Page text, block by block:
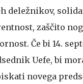
deležnikov,
zaščito
Če bi 14.
Uefe, bi
novega